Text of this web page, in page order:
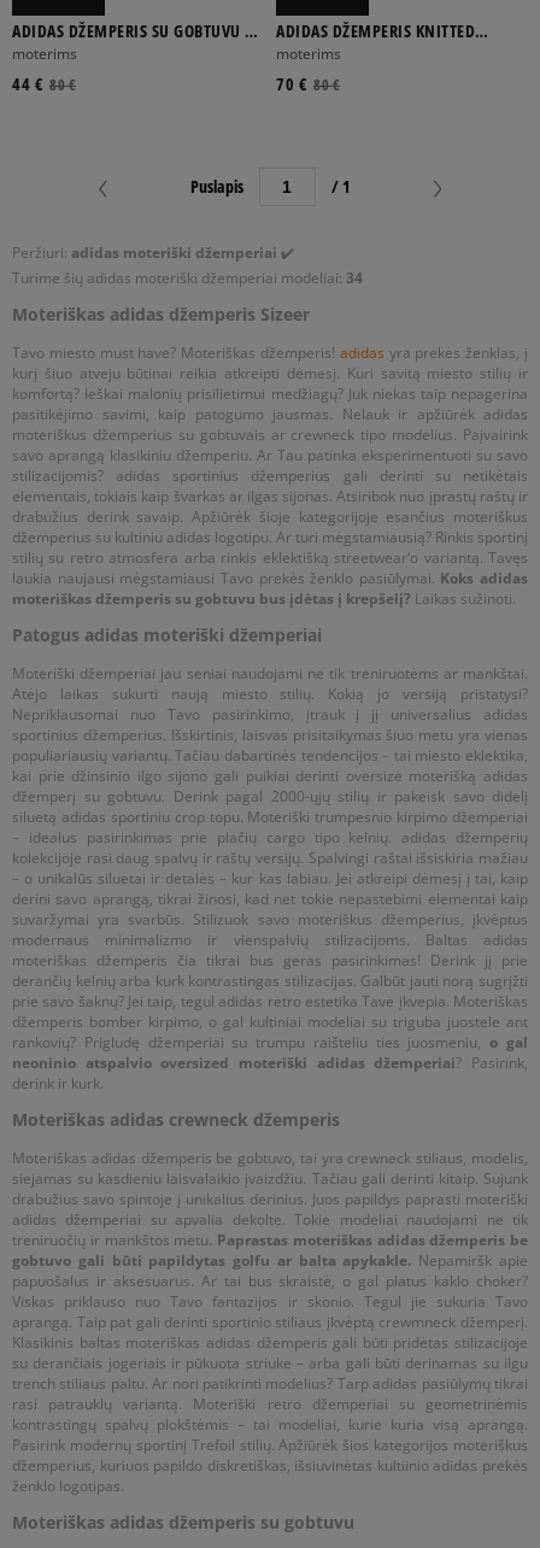
Peržiuri: adidas moteriški džemperiai ✔️
Turime šių adidas moteriški džemperiai modeliai: 34
Moteriškas adidas džemperis Sizeer
Tavo miesto must have? Moteriškas džemperis! adidas yra prekės ženklas, į
kurį šiuo atveju būtinai reikia atkreipti dėmesį. Kuri savitą miesto stilių ir
komfortą? Ieškai malonių prisilietimui medžiagų? Juk niekas taip nepagerina
pasitikėjimo savimi, kaip patogumo jausmas. Nelauk ir apžiūrėk adidas
moteriškus džemperius su gobtuvais ar crewneck tipo modelius. Paįvairink
savo aprangą klasikiniu džemperiu. Ar Tau patinka eksperimentuoti su savo
stilizacijomis? adidas sportinius džemperius gali derinti su netikėtais
elementais, tokiais kaip švarkas ar ilgas sijonas. Atsiribok nuo įprastų raštų ir
drabužius derink savaip. Apžiūrėk šioje kategorijoje esančius moteriškus
džemperius su kultiniu adidas logotipu. Ar turi mėgstamiausią? Rinkis sportinį
stilių su retro atmosfera arba rinkis eklektišką streetwear‘o variantą. Tavęs
laukia naujausi mėgstamiausi Tavo prekės ženklo pasiūlymai. Koks adidas
moteriškas džemperis su gobtuvu bus įdėtas į krepšelį? Laikas sužinoti.
Patogus adidas moteriški džemperiai
Moteriški džemperiai jau seniai naudojami ne tik treniruotėms ar mankštai.
Atėjo laikas sukurti naują miesto stilių. Kokią jo versiją pristatysi?
Nepriklausomai nuo Tavo pasirinkimo, įtrauk į jį universalius adidas
sportinius džemperius. Išskirtinis, laisvas prisitaikymas šiuo metu yra vienas
populiariausių variantų. Tačiau dabartinės tendencijos – tai miesto eklektika,
kai prie džinsinio ilgo sijono gali puikiai derinti oversize moterišką adidas
džemperį su gobtuvu. Derink pagal 2000-ųjų stilių ir pakeisk savo didelį
siluetą adidas sportiniu crop topu. Moteriški trumpesnio kirpimo džemperiai
– idealus pasirinkimas prie plačių cargo tipo kelnių. adidas džemperių
kolekcijoje rasi daug spalvų ir raštų versijų. Spalvingi raštai išsiskiria mažiau
– o unikalūs siluetai ir detalės – kur kas labiau. Jei atkreipi dėmesį į tai, kaip
derini savo aprangą, tikrai žinosi, kad net tokie nepastebimi elementai kaip
suvaržymai yra svarbūs. Stilizuok savo moteriškus džemperius, įkvėptus
modernaus minimalizmo ir vienspalvių stilizacijoms. Baltas adidas
moteriškas džemperis čia tikrai bus geras pasirinkimas! Derink jį prie
derančių kelnių arba kurk kontrastingas stilizacijas. Galbūt jauti norą sugrįžti
prie savo šaknų? Jei taip, tegul adidas retro estetika Tave įkvepia. Moteriškas
džemperis bomber kirpimo, o gal kultiniai modeliai su triguba juostele ant
rankovių? Prigludę džemperiai su trumpu raišteliu ties juosmeniu, o gal
neoninio atspalvio oversized moteriški adidas džemperiai? Pasirink,
derink ir kurk.
Moteriškas adidas crewneck džemperis
Moteriškas adidas džemperis be gobtuvo, tai yra crewneck stiliaus, modelis,
siejamas su kasdieniu laisvalaikio įvaizdžiu. Tačiau gali derinti kitaip. Sujunk
drabužius savo spintoje į unikalius derinius. Juos papildys paprasti moteriški
adidas džemperiai su apvalia dekolte. Tokie modeliai naudojami ne tik
treniruočių ir mankštos metu. Paprastas moteriškas adidas džemperis be
gobtuvo gali būti papildytas golfu ar balta apykakle. Nepamiršk apie
papuošalus ir aksesuarus. Ar tai bus skraistė, o gal platus kaklo choker?
Viskas priklauso nuo Tavo fantazijos ir skonio. Tegul jie sukuria Tavo
aprangą. Taip pat gali derinti sportinio stiliaus įkvėptą crewmneck džemperį.
Klasikinis baltas moteriškas adidas džemperis gali būti pridėtas stilizacijoje
su derančiais jogeriais ir pūkuota striuke – arba gali būti derinamas su ilgu
trench stiliaus paltu. Ar nori patikrinti modelius? Tarp adidas pasiūlymų tikrai
rasi patrauklų variantą. Moteriški retro džemperiai su geometrinėmis
kontrastingų spalvų plokštėmis – tai modeliai, kurie kuria visą aprangą.
Pasirink modernų sportinį Trefoil stilių. Apžiūrėk šios kategorijos moteriškus
džemperius, kuriuos papildo diskretiškas, išsiuvinėtas kultiinio adidas prekės
ženklo logotipas.
Moteriškas adidas džemperis su gobtuvu
ADIDAS DŽEMPERIS SU GOBTUVU 3
STRIPES HOODY
moterims
80 €
44 €
ADIDAS DŽEMPERIS KNITTED
MARŠKINĖLIAI
moterims
80 €
70 €
Puslapis / 1